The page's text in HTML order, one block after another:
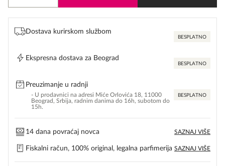
Dostava kurirskom službom
BESPLATNO
Ekspresna dostava za Beograd
BESPLATNO
Preuzimanje u radnji
- U prodavnici na adresi Miće Orlovića 18, 11000
Beograd, Srbija, radnim danima do 16h, subotom do
15h.
BESPLATNO
14 dana povraćaj novca SAZNAJ VIŠE
Fiskalni račun, 100% original, legalna parfimerija SAZNAJ VIŠE